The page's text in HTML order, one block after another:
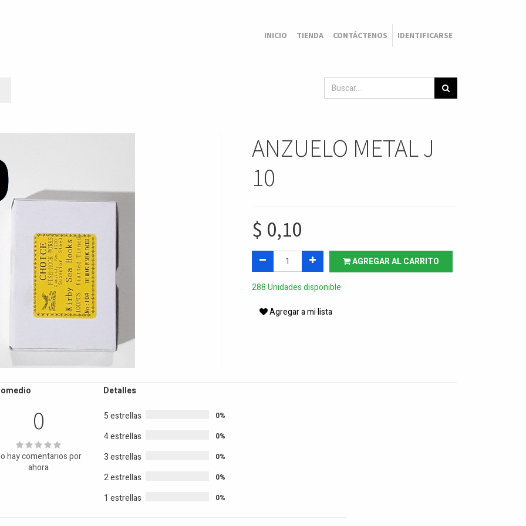
INICIO TIENDA CONTÁCTENOS IDENTIFICARSE
ANZUELO METAL J
10
$ 0,10
AGREGAR AL CARRITO
288 Unidades disponible
Agregar a mi lista
0
hay comentarios por
ahora
Detalles
5 estrellas 0%
4 estrellas 0%
3 estrellas 0%
2 estrellas 0%
1 estrellas 0%